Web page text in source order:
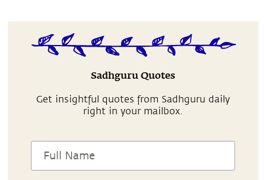
Sadhguru Quotes
Get insightful quotes from Sadhguru daily
right in your mailbox.